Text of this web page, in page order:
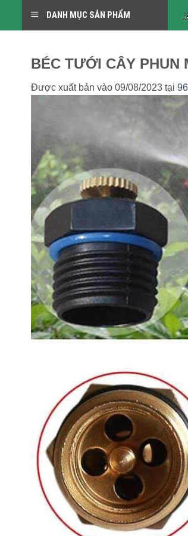
DANH MỤC SẢN PHẨM
BÉC TƯỚI CÂY
Được xuất bản vào 09/08/2023 tại